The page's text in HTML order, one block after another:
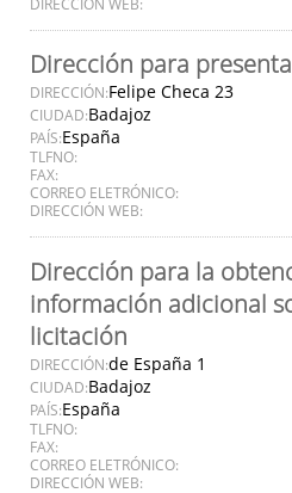
Dirección para
DIRECCIÓN:Felipe Checa 23
CIUDAD:Badajoz
PAÍS:España
TLFNO:
FAX:
CORREO ELETRÓNICO:
DIRECCIÓN WEB:
Dirección para la
información adicional
licitación
DIRECCIÓN:de España 1
CIUDAD:Badajoz
PAÍS:España
TLFNO:
FAX:
CORREO ELETRÓNICO:
DIRECCIÓN WEB: